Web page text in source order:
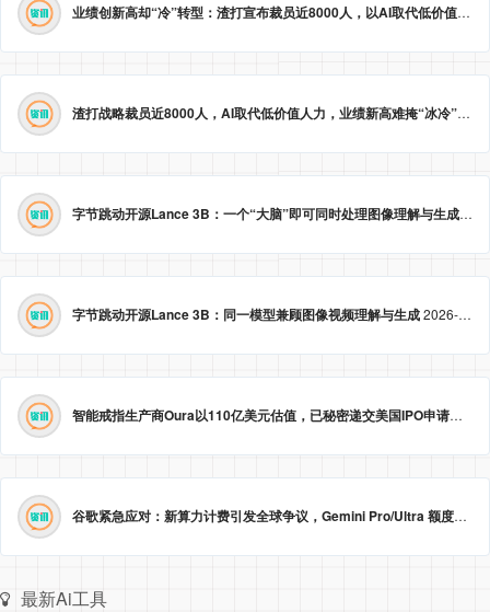
业绩创新高却“冷”转型：渣打宣布裁员近8000人，以AI取代低价值岗位
渣打战略裁员近8000人，AI取代低价值人力，业绩新高难掩“冰冷”转型。
字节跳动开源Lance 3B：一个“大脑”即可同时处理图像理解与生成
字节跳动开源Lance 3B：同一模型兼顾图像视频理解与生成2026-05-23 09:09:20
智能戒指生产商Oura以110亿美元估值，已秘密递交美国IPO申请。
谷歌紧急应对：新算力计费引发全球争议，Gemini Pro/Ultra 额度永久提升至3倍！
最新Ai工具